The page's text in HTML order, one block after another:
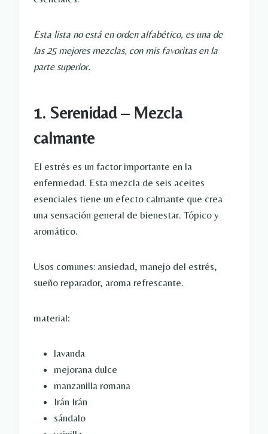
Esta lista no está en orden alfabético, es una de
las 25 mejores mezclas, con mis favoritas en la
parte superior.
1. Serenidad – Mezcla
calmante
El estrés es un factor importante en la
enfermedad. Esta mezcla de seis aceites
esenciales tiene un efecto calmante que crea
una sensación general de bienestar. Tópico y
aromático.
Usos comunes: ansiedad, manejo del estrés,
sueño reparador, aroma refrescante.
material:
lavanda
mejorana dulce
manzanilla romana
Irán Irán
sándalo